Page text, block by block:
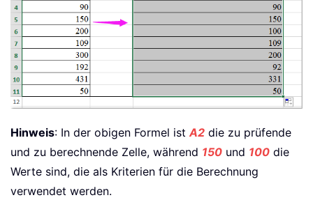
Hinweis: In der obigen Formel ist A2 die zu prüfende
und zu berechnende Zelle, während 150 und 100 die
Werte sind, die als Kriterien für die Berechnung
verwendet werden.